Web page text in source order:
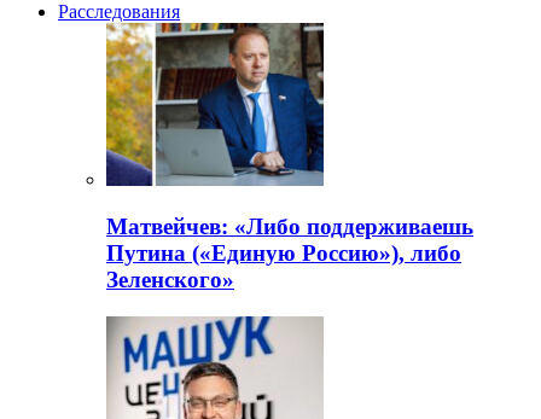
Расследования
Матвейчев: «Либо поддерживаешь
Путина («Единую Россию»), либо
Зеленского»